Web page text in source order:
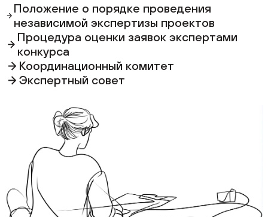
Положение о порядке проведения
независимой экспертизы проектов
Процедура оценки заявок экспертами
конкурса
Координационный комитет
Экспертный совет